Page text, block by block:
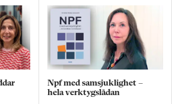
Npf med samsjuklighet –
hela verktygslådan